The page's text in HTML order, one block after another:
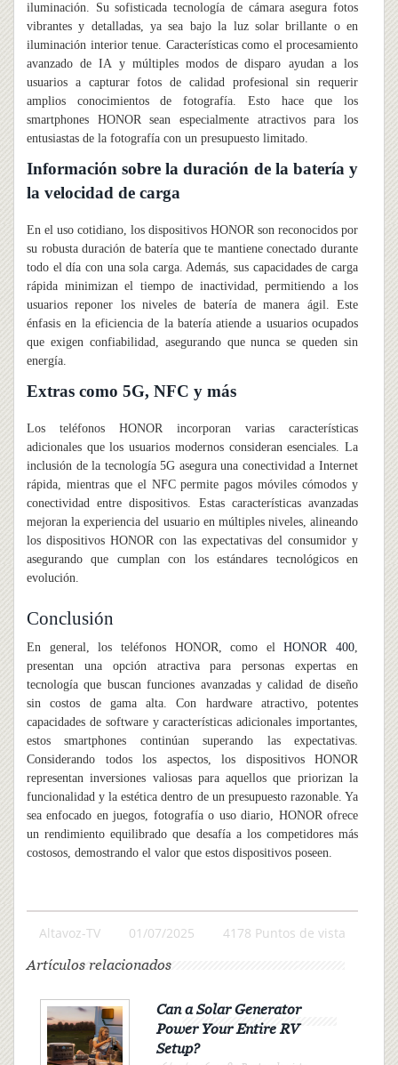
iluminación. Su sofisticada tecnología de cámara asegura fotos
vibrantes y detalladas, ya sea bajo la luz solar brillante o en
iluminación interior tenue. Características como el procesamiento
avanzado de IA y múltiples modos de disparo ayudan a los
usuarios a capturar fotos de calidad profesional sin requerir
amplios conocimientos de fotografía. Esto hace que los
smartphones HONOR sean especialmente atractivos para los
entusiastas de la fotografía con un presupuesto limitado.
Información sobre la duración de la batería y
la velocidad de carga
En el uso cotidiano, los dispositivos HONOR son reconocidos por
su robusta duración de batería que te mantiene conectado durante
todo el día con una sola carga. Además, sus capacidades de carga
rápida minimizan el tiempo de inactividad, permitiendo a los
usuarios reponer los niveles de batería de manera ágil. Este
énfasis en la eficiencia de la batería atiende a usuarios ocupados
que exigen confiabilidad, asegurando que nunca se queden sin
energía.
Extras como 5G, NFC y más
Los teléfonos HONOR incorporan varias características
adicionales que los usuarios modernos consideran esenciales. La
inclusión de la tecnología 5G asegura una conectividad a Internet
rápida, mientras que el NFC permite pagos móviles cómodos y
conectividad entre dispositivos. Estas características avanzadas
mejoran la experiencia del usuario en múltiples niveles, alineando
los dispositivos HONOR con las expectativas del consumidor y
asegurando que cumplan con los estándares tecnológicos en
evolución.
Conclusión
En general, los teléfonos HONOR, como elHONOR 400,
presentan una opción atractiva para personas expertas en
tecnología que buscan funciones avanzadas y calidad de diseño
sin costos de gama alta. Con hardware atractivo, potentes
capacidades de software y características adicionales importantes,
estos smartphones continúan superando las expectativas.
Considerando todos los aspectos, los dispositivos HONOR
representan inversiones valiosas para aquellos que priorizan la
funcionalidad y la estética dentro de un presupuesto razonable. Ya
sea enfocado en juegos, fotografía o uso diario, HONOR ofrece
un rendimiento equilibrado que desafía a los competidores más
costosos, demostrando el valor que estos dispositivos poseen.
Altavoz-TV 01/07/2025 4178 Puntos de vista
Artículos relacionados
Can a Solar Generator
Power Your Entire RV
Setup?